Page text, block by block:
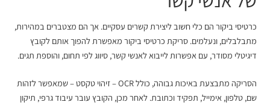
כרטיסי ביקור הם כלי חשוב ליצירת קשרים עסקיים. אך הם מצטברים במהירות,
מתבלבלים, ונעלמים. סריקת כרטיסי ביקור מאפשרת להפוך אותם לקובץ
דיגיטלי מסודר, עם אפשרות לייבוא לאנשי קשר, סיווג לפי תחום, והוספת תגים.
הסריקה מתבצעת באיכות גבוהה, כולל OCR – זיהוי טקסט – שמאפשר לזהות
שם, טלפון, אימייל, תפקיד וכתובת. לאחר מכן, הקובץ עובר עיבוד גרפי, תיקון